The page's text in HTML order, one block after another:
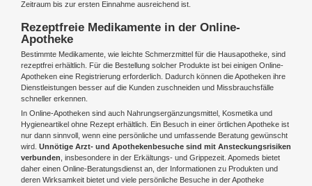
Zeitraum bis zur ersten Einnahme ausreichend ist.
Rezeptfreie Medikamente in der Online-
Apotheke
Bestimmte Medikamente, wie leichte Schmerzmittel für die Hausapotheke, sind
rezeptfrei erhältlich. Für die Bestellung solcher Produkte ist bei einigen Online-
Apotheken eine Registrierung erforderlich. Dadurch können die Apotheken ihre
Dienstleistungen besser auf die Kunden zuschneiden und Missbrauchsfälle
schneller erkennen.
In Online-Apotheken sind auch Nahrungsergänzungsmittel, Kosmetika und
Hygieneartikel ohne Rezept erhältlich. Ein Besuch in einer örtlichen Apotheke ist
nur dann sinnvoll, wenn eine persönliche und umfassende Beratung gewünscht
wird. Unnötige Arzt- und Apothekenbesuche sind mit Ansteckungsrisiken
verbunden , insbesondere in der Erkältungs- und Grippezeit. Apomeds bietet
daher einen Online-Beratungsdienst an, der Informationen zu Produkten und
deren Wirksamkeit bietet und viele persönliche Besuche in der Apotheke